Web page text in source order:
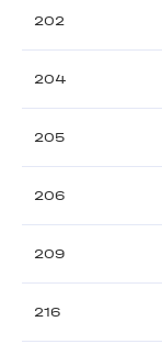
202
204
205
206
209
216